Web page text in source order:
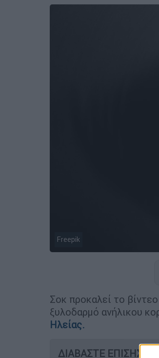
Freepik
Σοκ προκαλεί το
ξυλοδαρμό ανήλικου
Ηλείας.
ΔΙΑΒΑΣΤΕ ΕΠΙΣΗΣ